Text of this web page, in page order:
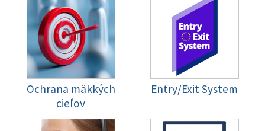
Ochrana mäkkých
cieľov
Entry/Exit System